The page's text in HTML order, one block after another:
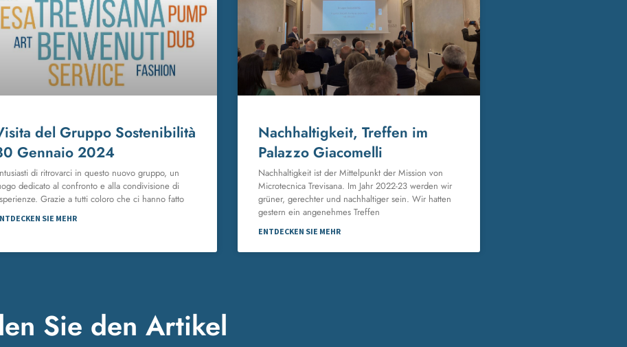
del Gruppo Sostenibilità
Gennaio 2024
di ritrovarci in questo nuovo gruppo, un
dedicato al confronto e alla condivisione di
Grazie a tutti coloro che ci hanno fatto
SIE MEHR
Nachhaltigkeit, Treffen im
Palazzo Giacomelli
Nachhaltigkeit ist der Mittelpunkt der Mission von
Microtecnica Trevisana. Im Jahr 2022-23 werden wir
grüner, gerechter und nachhaltiger sein. Wir hatten
gestern ein angenehmes Treffen
ENTDECKEN SIE MEHR
Sie den Artikel